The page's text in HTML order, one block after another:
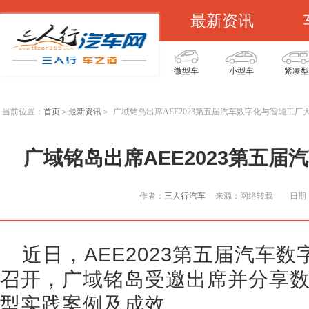
最新资讯
微型车 小型车 紧凑型
当前位置： 首页 > 最新资讯 > 广域铭岛出席AEE2023第五届汽车数字化与智能工厂
广域铭岛出席AEE2023第五届
作者： 三人行汽车 来源：网络转载 日
近日，AEE2023第五届汽车数
召开，广域铭岛受邀出席并分享
型实践案例及成效。